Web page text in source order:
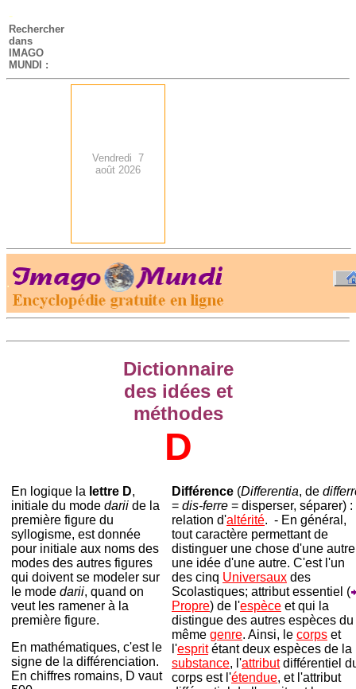
-
Rechercher
dans
IMAGO
MUNDI :
Vendredi 7
août 2026
.
Dictionnaire
des idées et
méthodes
D
En logique la lettre D,
initiale du mode darii de la
première figure du
syllogisme, est donnée
pour initiale aux noms des
modes des autres figures
qui doivent se modeler sur
le mode darii, quand on
veut les ramener à la
première figure.
En mathématiques, c'est le
signe de la différenciation.
En chiffres romains, D vaut
Différence (Differentia, de
= dis-ferre = disperser, séparer) :
relation d'altérité. - En général,
tout caractère permettant de
distinguer une chose d'une
une idée d'une autre. C'est l'un
des cinq Universaux des
Scolastiques; attribut essentiel (
Propre) de l'espèce et qui la
distingue des autres espèces du
même genre. Ainsi, le corps et
l'espritétant deux espèces de la
substance, l'attributdifférentiel
corps est l'étendue, et l'attribut